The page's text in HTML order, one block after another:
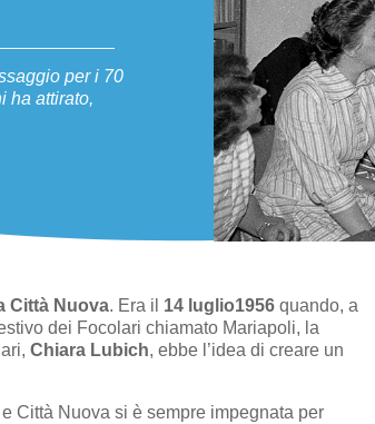
per i 70
ha attirato,
Città Nuova. Era il 14 luglio1956quando, a
dei Focolari chiamato Mariapoli, la
Chiara Lubich, ebbe l’idea di creare un
Città Nuova si è sempre impegnata per